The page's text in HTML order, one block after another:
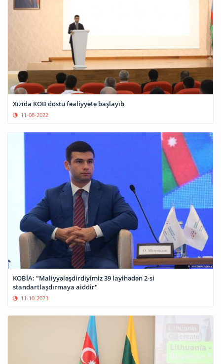
Xızıda KOB dostu fəaliyyətə başlayıb
11-08-2022
KOBİA: "Maliyyələşdirdiyimiz 39 layihədən 2-si
standartlaşdırmaya aiddir"
11-10-2023